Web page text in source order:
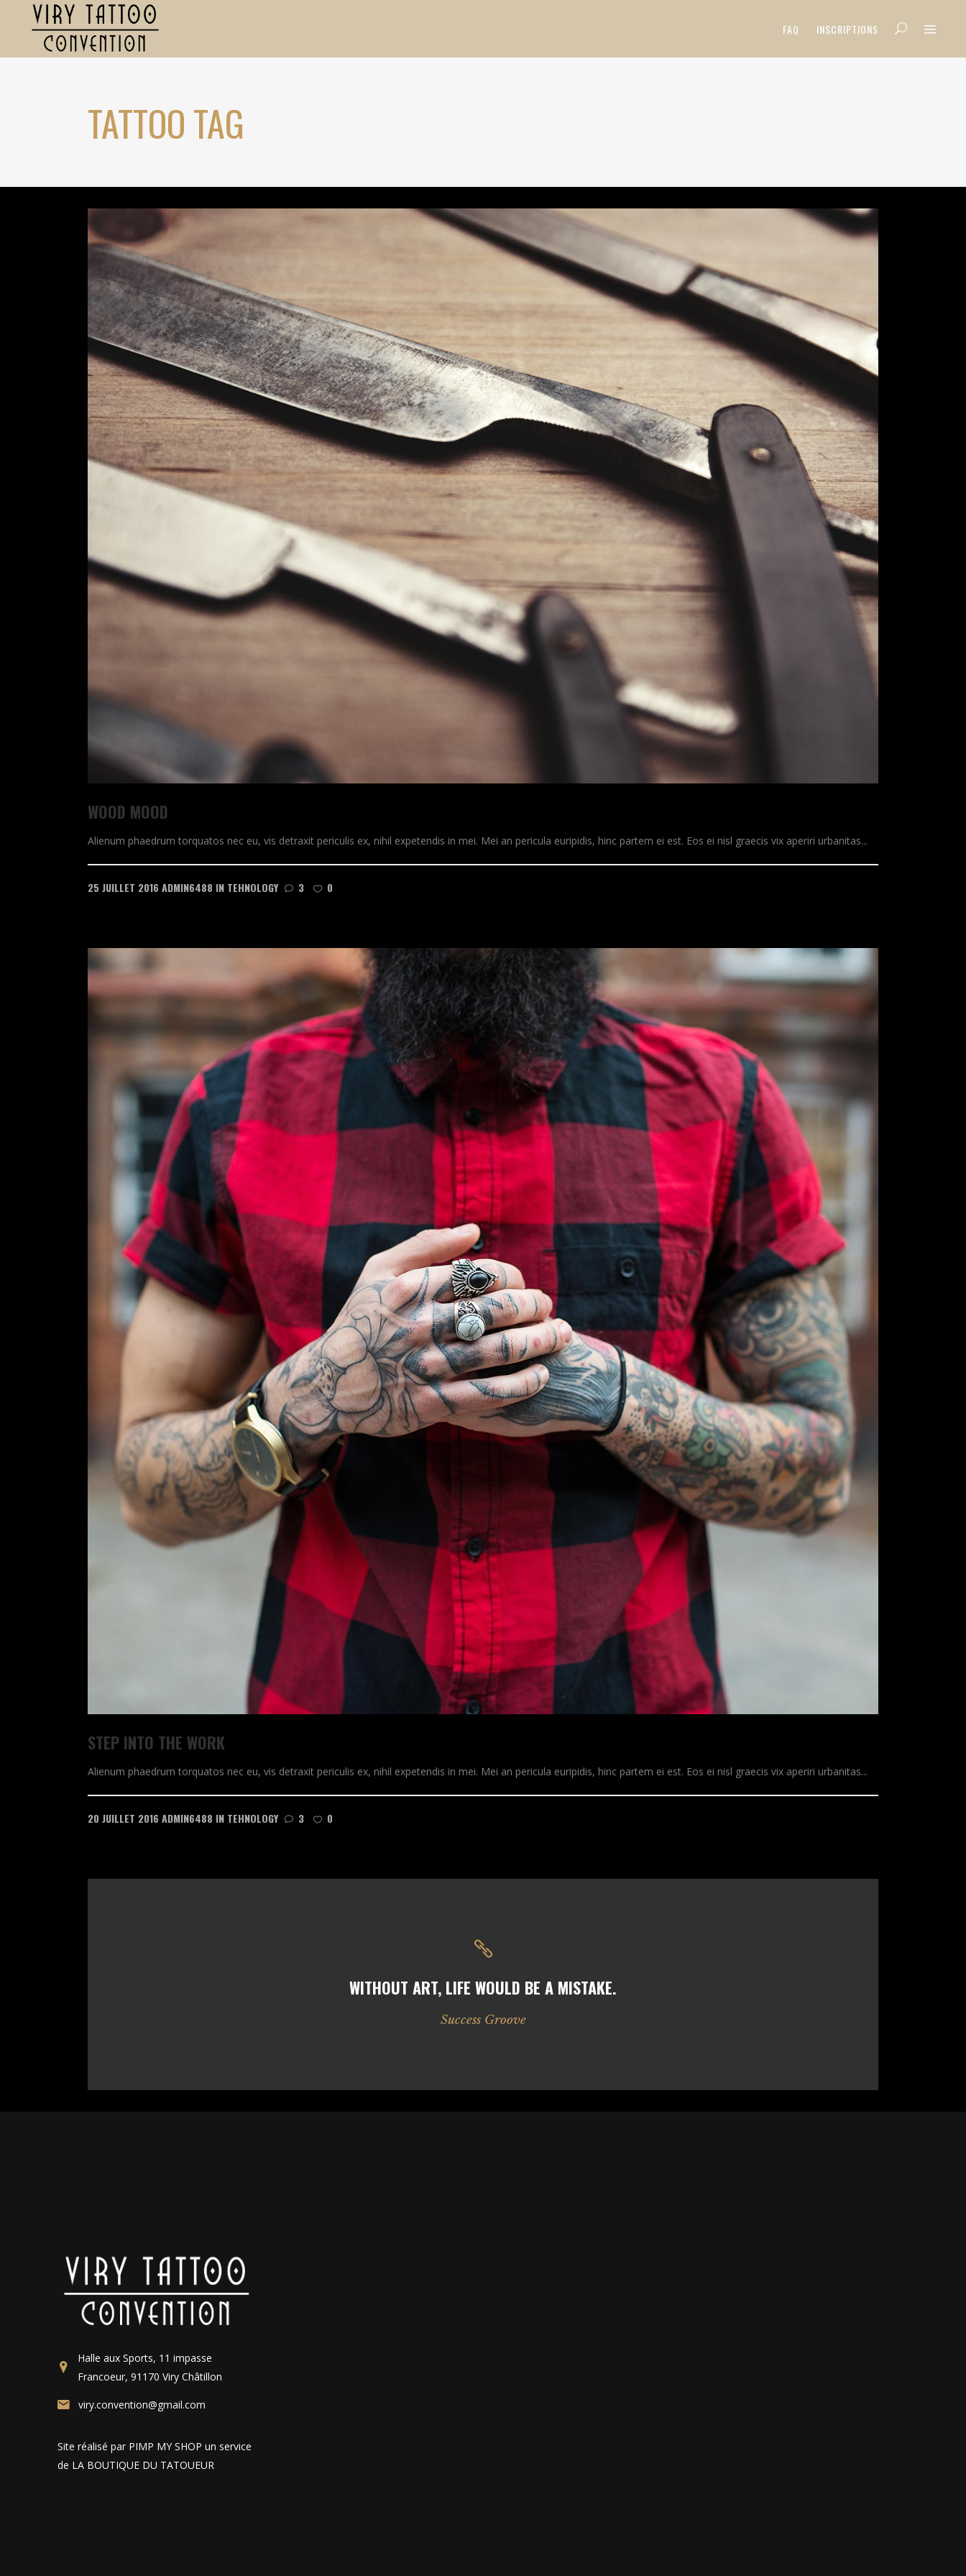
FAQ INSCRIPTIONS
TATTOO TAG
WOOD MOOD
Alienum phaedrum torquatos nec eu, vis detraxit periculis ex, nihil expetendis in mei. Mei an pericula euripidis, hinc partem ei est. Eos ei nisl graecis vix aperiri urbanitas...
25 JUILLET 2016 ADMIN6488 IN TEHNOLOGY 3 0
STEP INTO THE WORK
Alienum phaedrum torquatos nec eu, vis detraxit periculis ex, nihil expetendis in mei. Mei an pericula euripidis, hinc partem ei est. Eos ei nisl graecis vix aperiri urbanitas...
20 JUILLET 2016 ADMIN6488 IN TEHNOLOGY 3 0
WITHOUT ART, LIFE WOULD BE A MISTAKE.
Success Groove
Halle aux Sports, 11 impasse
Francoeur, 91170 Viry Châtillon
viry.convention@gmail.com
Site réalisé par PIMP MY SHOP un service
de LA BOUTIQUE DU TATOUEUR